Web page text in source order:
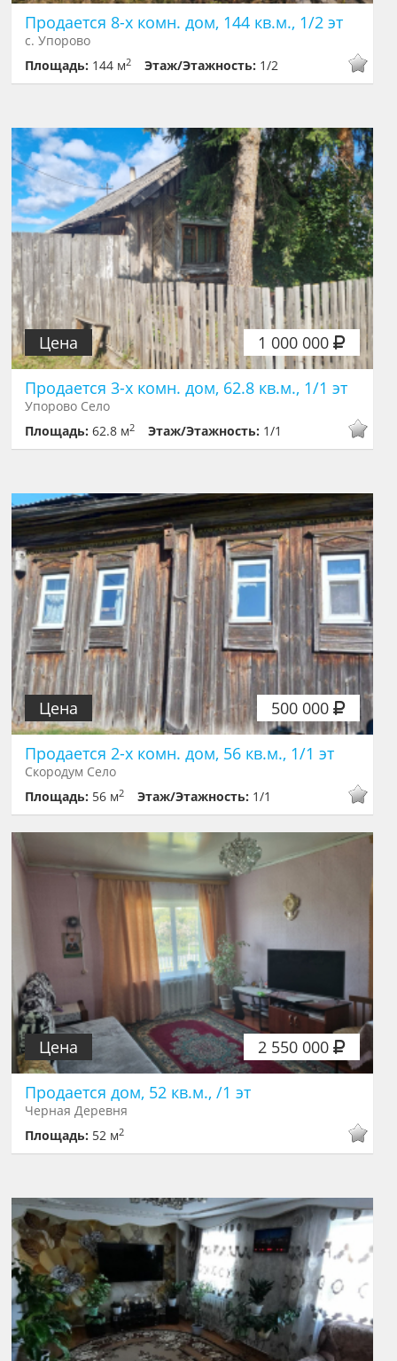
Продается 8-х комн. дом, 144 кв.м., 1/2 эт
с. Упорово
Площадь: 144 м2 Этаж/Этажность: 1/2
1 000 000
Цена
Продается 3-х комн. дом, 62.8 кв.м., 1/1 эт
Упорово Село
Площадь:62.8 м2 Этаж/Этажность: 1/1
500 000
Цена
Продается 2-х комн. дом, 56 кв.м., 1/1 эт
Скородум Село
Площадь: 56 м2 Этаж/Этажность: 1/1
2 550 000
Цена
Продается дом, 52 кв.м., /1 эт
Черная Деревня
Площадь: 52 м2